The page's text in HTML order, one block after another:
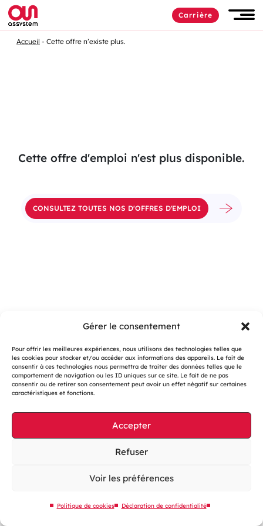
Gérer le consentement
Pour offrir les meilleures expériences, nous utilisons des technologies telles que
les cookies pour stocker et/ou accéder aux informations des appareils. Le fait de
consentir à ces technologies nous permettra de traiter des données telles que le
comportement de navigation ou les ID uniques sur ce site. Le fait de ne pas
consentir ou de retirer son consentement peut avoir un effet négatif sur certaines
caractéristiques et fonctions.
Accepter
Refuser
Voir les préférences
Politique de cookies Déclaration de confidentialité
Passer
au
contenu
Carrière
Accueil Cette offre n’existe plus.
Cette offre d'emploi n'est plus disponible.
CONSULTEZ TOUTES NOS D'OFFRES D'EMPLOI
Gestion des cookies
Accessibilité : partiellement conforme
Site web éco-conçu
Plan du site